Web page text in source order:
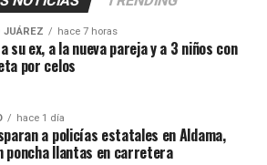
JUÁREZ hace 7 horas
su ex, a la nueva pareja y a 3 niños con
por celos
hace 1 día
a policías estatales en Aldama,
poncha llantas en carretera